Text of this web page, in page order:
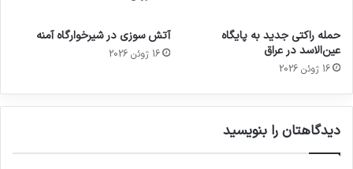
حمله راکتی جدید به پایگاه
عین‌الاسد در عراق
16 ژوئن 2026
آتش سوزی در شیرخوارگاه آمنه
16 ژوئن 2026
دیدگاهتان را بنویسید